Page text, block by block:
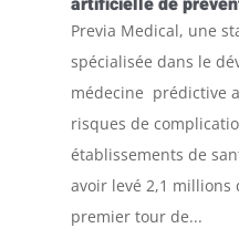
Previa Medical, une
spécialisée dans le
médecine prédictive
risques de
établissements de
avoir levé 2,1 millions
premier tour de...